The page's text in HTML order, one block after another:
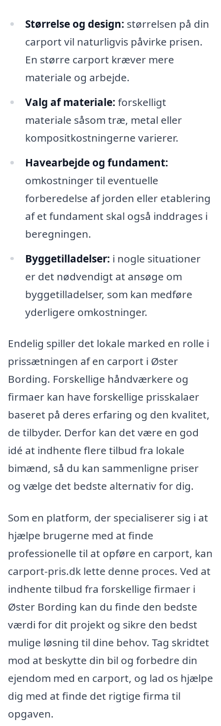
Størrelse og design: størrelsen på din
carport vil naturligvis påvirke prisen.
En større carport kræver mere
materiale og arbejde.
Valg af materiale: forskelligt
materiale såsom træ, metal eller
kompositkostningerne varierer.
Havearbejde og fundament:
omkostninger til eventuelle
forberedelse af jorden eller etablering
af et fundament skal også inddrages i
beregningen.
Byggetilladelser: i nogle situationer
er det nødvendigt at ansøge om
byggetilladelser, som kan medføre
yderligere omkostninger.
Endelig spiller det lokale marked en rolle i
prissætningen af en carport i Øster
Bording. Forskellige håndværkere og
firmaer kan have forskellige prisskalaer
baseret på deres erfaring og den kvalitet,
de tilbyder. Derfor kan det være en god
idé at indhente flere tilbud fra lokale
bimænd, så du kan sammenligne priser
og vælge det bedste alternativ for dig.
Som en platform, der specialiserer sig i at
hjælpe brugerne med at finde
professionelle til at opføre en carport, kan
carport-pris.dk lette denne proces. Ved at
indhente tilbud fra forskellige firmaer i
Øster Bording kan du finde den bedste
værdi for dit projekt og sikre den bedst
mulige løsning til dine behov. Tag skridtet
mod at beskytte din bil og forbedre din
ejendom med en carport, og lad os hjælpe
dig med at finde det rigtige firma til
opgaven.